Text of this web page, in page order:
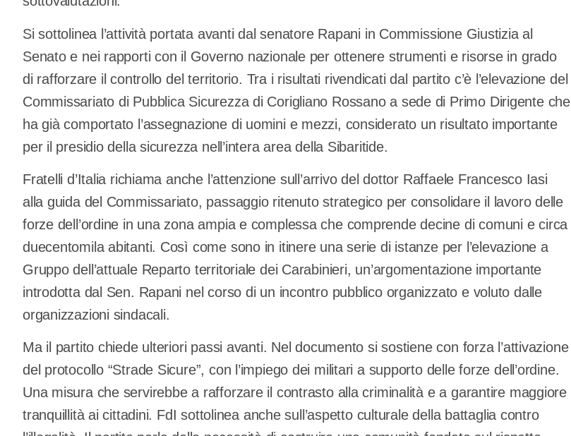
Si sottolinea l’attività portata avanti dal senatore Rapani in Commissione Giustizia al
Senato e nei rapporti con il Governo nazionale per ottenere strumenti e risorse in grado
di rafforzare il controllo del territorio. Tra i risultati rivendicati dal partito c’è l’elevazione del
Commissariato di Pubblica Sicurezza di Corigliano Rossano a sede di Primo Dirigente che
ha già comportato l’assegnazione di uomini e mezzi, considerato un risultato importante
per il presidio della sicurezza nell’intera area della Sibaritide.
Fratelli d’Italia richiama anche l’attenzione sull’arrivo del dottor Raffaele Francesco Iasi
alla guida del Commissariato, passaggio ritenuto strategico per consolidare il lavoro delle
forze dell’ordine in una zona ampia e complessa che comprende decine di comuni e circa
duecentomila abitanti. Così come sono in itinere una serie di istanze per l’elevazione a
Gruppo dell’attuale Reparto territoriale dei Carabinieri, un’argomentazione importante
introdotta dal Sen. Rapani nel corso di un incontro pubblico organizzato e voluto dalle
organizzazioni sindacali.
Ma il partito chiede ulteriori passi avanti. Nel documento si sostiene con forza l’attivazione
del protocollo “Strade Sicure”, con l’impiego dei militari a supporto delle forze dell’ordine.
Una misura che servirebbe a rafforzare il contrasto alla criminalità e a garantire maggiore
tranquillità ai cittadini. FdI sottolinea anche sull’aspetto culturale della battaglia contro